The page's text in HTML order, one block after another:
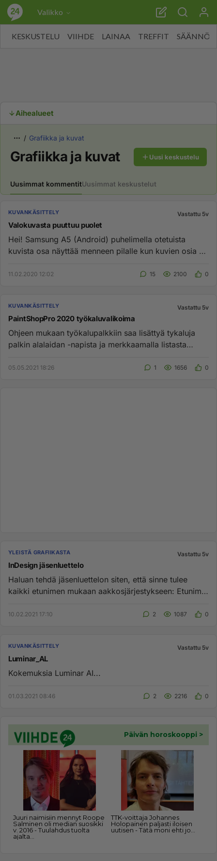
Valikko
KESKUSTELU VIIHDE LAINAA TREFFIT SÄÄNNÖT
Aihealueet
Grafiikka ja kuvat
Grafiikka ja kuvat Uusi keskustelu
Uusimmat kommentitUusimmat keskustelut
KUVANKÄSITTELY Vastattu 5v
Valokuvasta puuttuu puolet
Hei! Samsung A5 (Android) puhelimella otetuista
kuvista osa näyttää menneen pilalle kun kuvien osia on
11.02.2020 12:02 15 2100 0
KUVANKÄSITTELY Vastattu 5v
PaintShopPro 2020 työkaluvalikoima
Ohjeen mukaan työkalupalkkiin saa lisättyä tykaluja
palkin alalaidan -napista ja merkkaamalla listasta
05.05.2021 18:26 1 1656 0
YLEISTÄ GRAFIIKASTA Vastattu 5v
InDesign jäsenluettelo
Haluan tehdä jäsenluettelon siten, että sinne tulee
kaikki etunimen mukaan aakkosjärjestykseen: Etunimi
10.02.2021 17:10 2 1087 0
KUVANKÄSITTELY Vastattu 5v
Luminar_AL
Kokemuksia Luminar AI...
01.03.2021 08:46 2 2216 0